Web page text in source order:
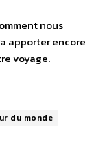
nous
apporter encore
voyage.
du monde